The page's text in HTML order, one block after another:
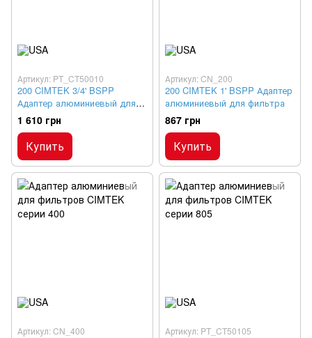
Артикул: PT_CT50010
200 CIMTEK 3/4' BSPP
Адаптер алюминиевый для
фильтра
1 610 грн
Купить
Артикул: CN_200
200 CIMTEK 1' BSPP Адаптер
алюминиевый для фильтра
867 грн
Купить
Артикул: CN_400 Артикул: PT_CT50105